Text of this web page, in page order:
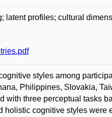
profiles; cultural
styles among
Philippines, Slovakia,
with three perceptual tasks
holistic cognitive styles were